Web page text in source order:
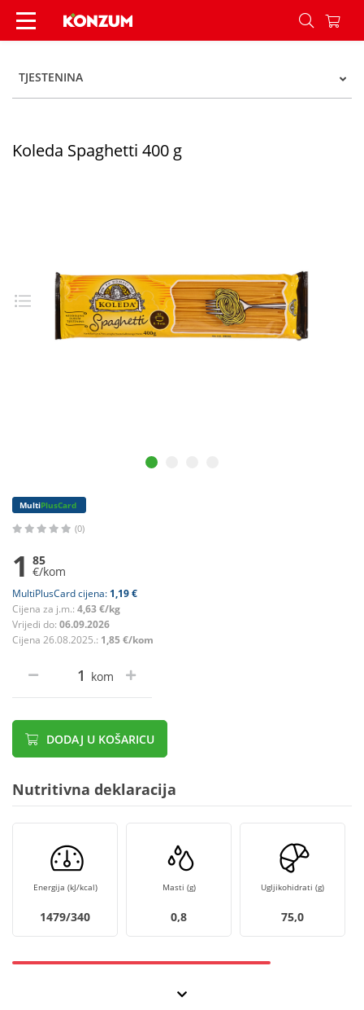
Koleda Spaghetti 400 g - Konzum
TJESTENINA
Koleda Spaghetti 400 g
MultiPlusCard
(0)
1 85
€/kom
MultiPlusCard cijena: 1,19 €
Cijena za j.m.: 4,63 €/kg
Vrijedi do: 06.09.2026
Cijena 26.08.2025.: 1,85 €/kom
kom
DODAJ U KOŠARICU
Nutritivna deklaracija
Energija (kJ/kcal)
1479/340
Masti (g)
0,8
Ugljikohidrati (g)
75,0